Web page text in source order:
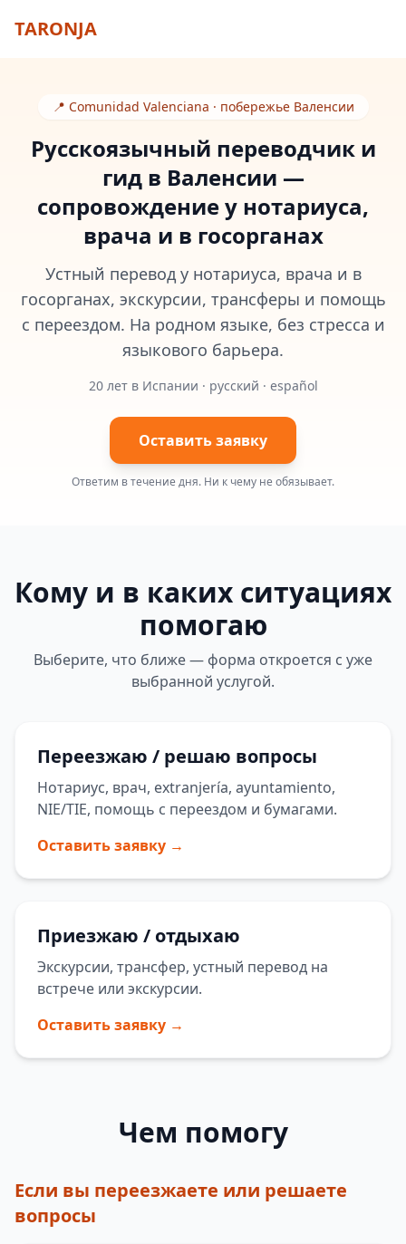
TARONJA
📍 Comunidad Valenciana · побережье Валенсии
Русскоязычный переводчик и
гид в Валенсии —
сопровождение у нотариуса,
врача и в госорганах
Устный перевод у нотариуса, врача и в
госорганах, экскурсии, трансферы и помощь
с переездом. На родном языке, без стресса и
языкового барьера.
20 лет в Испании · русский · español
Оставить заявку
Ответим в течение дня. Ни к чему не обязывает.
Кому и в каких ситуациях
помогаю
Выберите, что ближе — форма откроется с уже
выбранной услугой.
Переезжаю / решаю вопросы
Нотариус, врач, extranjería, ayuntamiento,
NIE/TIE, помощь с переездом и бумагами.
Оставить заявку →
Приезжаю / отдыхаю
Экскурсии, трансфер, устный перевод на
встрече или экскурсии.
Оставить заявку →
Чем помогу
Если вы переезжаете или решаете
вопросы